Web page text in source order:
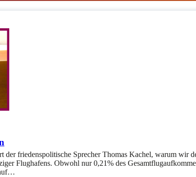
der friedenspolitische Sprecher Thomas Kachel, warum
Flughafens. Obwohl nur 0,21% des